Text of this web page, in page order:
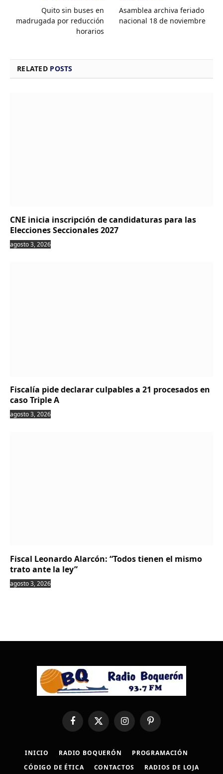
Quito sin buses en
madrugada por reducción
horarios
Asamblea archiva feriado
nacional 18 de noviembre
RELATED POSTS
CNE inicia inscripción de candidaturas para las
Elecciones Seccionales 2027
agosto 3, 2026
Fiscalía pide declarar culpables a 21 procesados en
caso Triple A
agosto 3, 2026
Fiscal Leonardo Alarcón: “Todos tienen el mismo
trato ante la ley”
agosto 3, 2026
FacebookX
(Twitter)
InstagramPinterest
INICIO RADIO BOQUERÓN
PROGRAMACIÓN
CÓDIGO DE ÉTICA
CONTACTOS RADIOS DE LOJA